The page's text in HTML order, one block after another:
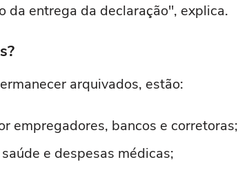
da entrega da declaração", explica.
arquivados, estão:
empregadores, bancos e corretoras;
e despesas médicas;